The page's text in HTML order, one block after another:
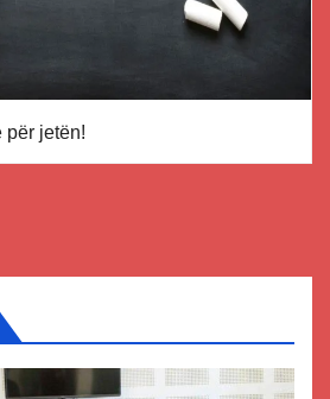
për jetën!